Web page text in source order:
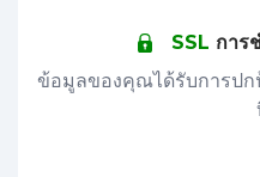
SSL การ
ข้อมูลของคุณได้รับการปก